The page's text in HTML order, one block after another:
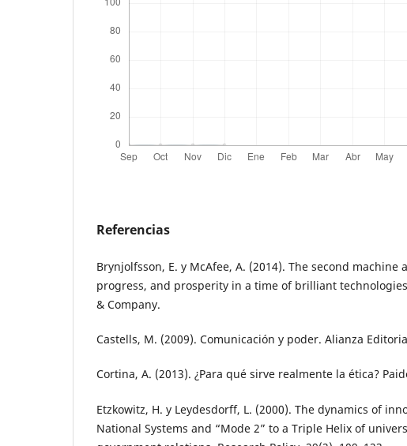
Referencias
Brynjolfsson, E. y McAfee, A. (2014). The second machine
progress, and prosperity in a time of brilliant
& Company.
Castells, M. (2009). Comunicación y poder. Alianza
Cortina, A. (2013). ¿Para qué sirve realmente la ética?
Etzkowitz, H. y Leydesdorff, L. (2000). The dynamics of
National Systems and “Mode 2” to a Triple Helix of